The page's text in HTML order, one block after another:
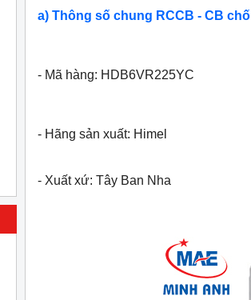
a) Thông số chung RCCB - CB
- Mã hàng: HDB6VR225YC
- Hãng sản xuất: Himel
- Xuất xứ: Tây Ban Nha